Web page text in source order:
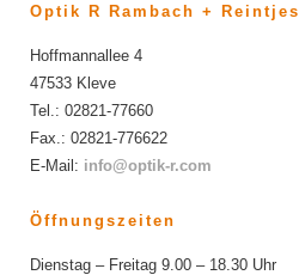
Optik R Rambach + Reintjes
Hoffmannallee 4
47533 Kleve
Tel.: 02821-77660
Fax.: 02821-776622
E-Mail: info@optik-r.com
Öffnungszeiten
Dienstag – Freitag 9.00 – 18.30 Uhr